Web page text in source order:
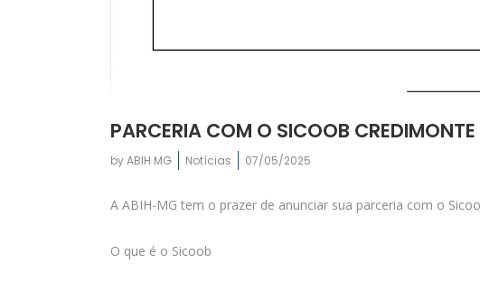
PARCERIA COM O SICOOB CREDIMONTE
byABIH MG Notícias 07/05/2025
A ABIH-MG tem o prazer de anunciar sua parceria com o
O que é o Sicoob